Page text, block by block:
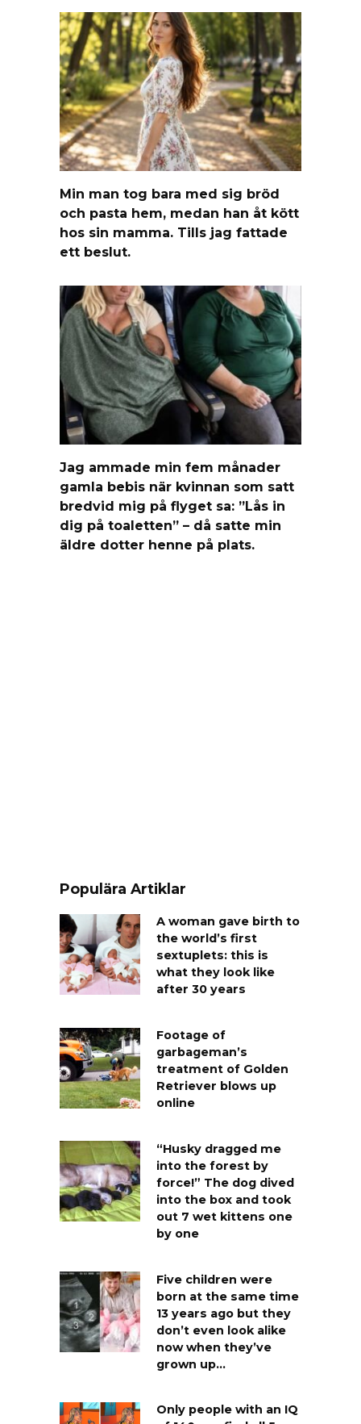
Min man tog bara med sig bröd
och pasta hem, medan han åt kött
hos sin mamma. Tills jag fattade
ett beslut.
Jag ammade min fem månader
gamla bebis när kvinnan som satt
bredvid mig på flyget sa: ”Lås in
dig på toaletten” – då satte min
äldre dotter henne på plats.
Populära Artiklar
A woman gave birth to
the world’s first
sextuplets: this is
what they look like
after 30 years
Footage of
garbageman’s
treatment of Golden
Retriever blows up
online
“Husky dragged me
into the forest by
force!” The dog dived
into the box and took
out 7 wet kittens one
by one
Five children were
born at the same time
13 years ago but they
don’t even look alike
now when they’ve
grown up…
Only people with an IQ